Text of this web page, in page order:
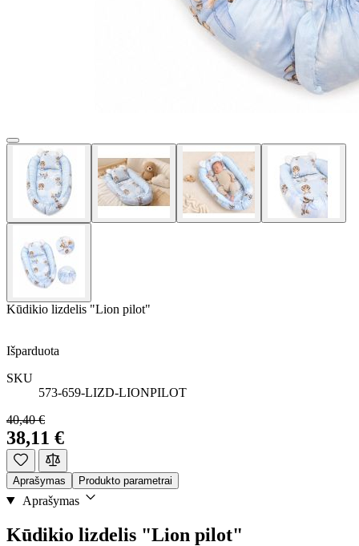
Kūdikio lizdelis "Lion pilot"
Išparduota
SKU
573-659-LIZD-LIONPILOT
40,40 €
38,11 €
Aprašymas Produkto parametrai
Aprašymas
Kūdikio lizdelis "Lion pilot"